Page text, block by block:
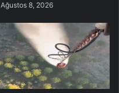
Ağustos 8, 2026